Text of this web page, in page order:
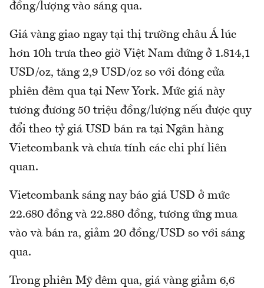
đồng/lượng vào sáng qua.
Giá vàng giao ngay tại thị trường châu Á lúc
hơn 10h trưa theo giờ Việt Nam đứng ở 1.814,1
USD/oz, tăng 2,9 USD/oz so với đóng cửa
phiên đêm qua tại New York. Mức giá này
tương đương 50 triệu đồng/lượng nếu được quy
đổi theo tỷ giá USD bán ra tại Ngân hàng
Vietcombank và chưa tính các chi phí liên
quan.
Vietcombank sáng nay báo giá USD ở mức
22.680 đồng và 22.880 đồng, tương ứng mua
vào và bán ra, giảm 20 đồng/USD so với sáng
qua.
Trong phiên Mỹ đêm qua, giá vàng giảm 6,6